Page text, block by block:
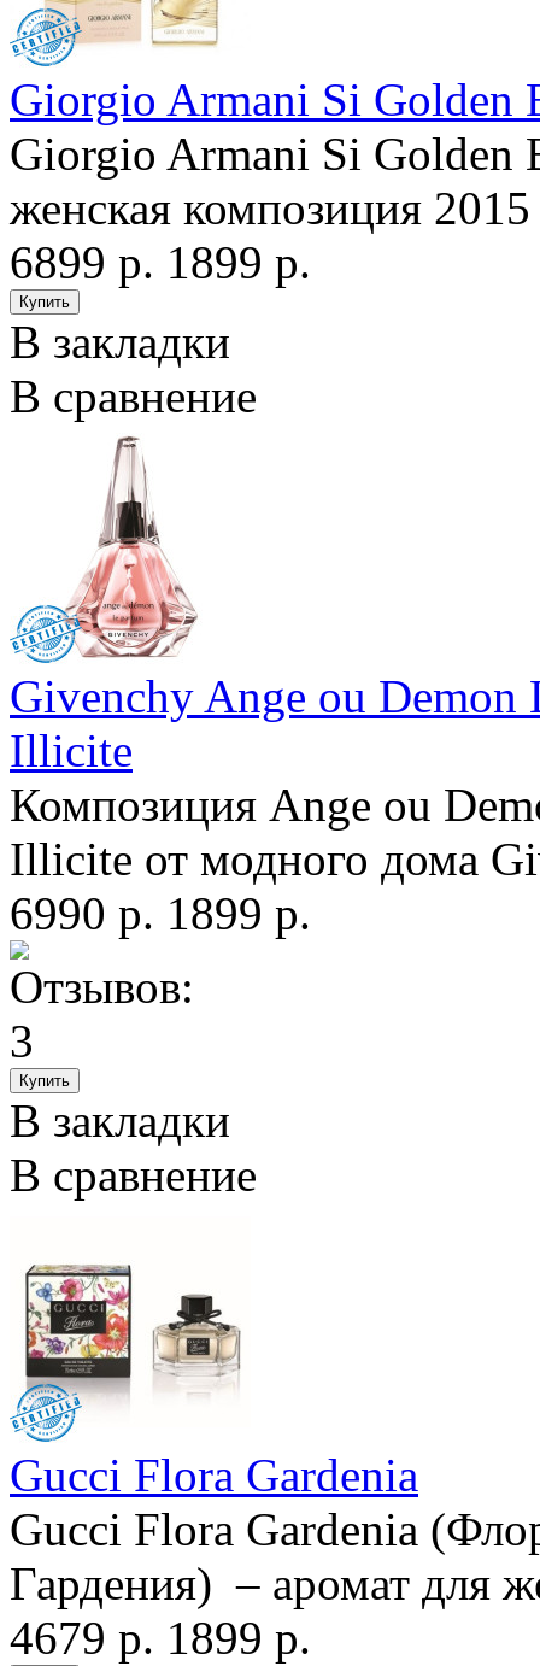
Giorgio Armani Si Golden
Giorgio Armani Si Golden
женская композиция
6899 р. 1899 р.
В закладки
В сравнение
Givenchy Ange ou Demon
Illicite
Композиция Ange ou
Illicite от модного дома
6990 р. 1899 р.
В закладки
В сравнение
Gucci Flora Gardenia
Gucci Flora Gardenia
Гардения) – аромат для
4679 р. 1899 р.